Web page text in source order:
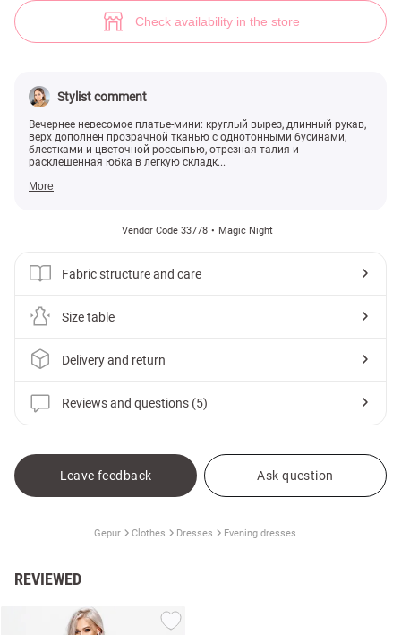
Check availability in the store
Stylist comment
Вечернее невесомое платье-мини: круглый вырез, длинный рукав,
верх дополнен прозрачной тканью с однотонными бусинами,
блестками и цветочной россыпью, отрезная талия и
расклешенная юбка в легкую складк...
More
Vendor Code 33778 Magic Night
Fabric structure and care
Size table
Delivery and return
Reviews and questions (5)
Leave feedback Ask question
Gepur Clothes Dresses Evening dresses
REVIEWED
Платье с мерцающим эффектом (№ 33778) ♡ Gepur - women clothes